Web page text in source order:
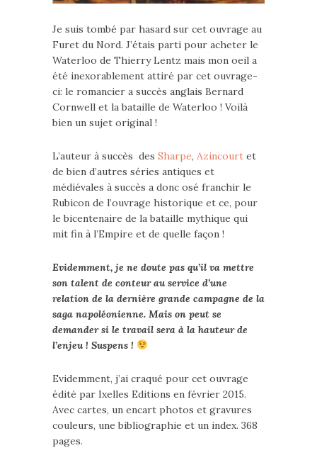
Je suis tombé par hasard sur cet ouvrage au
Furet du Nord. J’étais parti pour acheter le
Waterloo de Thierry Lentz mais mon oeil a
été inexorablement attiré par cet ouvrage-
ci: le romancier a succès anglais Bernard
Cornwell et la bataille de Waterloo ! Voilà
bien un sujet original !
L’auteur à succès des Sharpe, Azincourt et
de bien d’autres séries antiques et
médiévales à succès a donc osé franchir le
Rubicon de l’ouvrage historique et ce, pour
le bicentenaire de la bataille mythique qui
mit fin à l’Empire et de quelle façon !
Evidemment, je ne doute pas qu’il va mettre
son talent de conteur au service d’une
relation de la dernière grande campagne de la
saga napoléonienne. Mais on peut se
demander si le travail sera à la hauteur de
l’enjeu ! Suspens !
Evidemment, j’ai craqué pour cet ouvrage
édité par Ixelles Editions en février 2015.
Avec cartes, un encart photos et gravures
couleurs, une bibliographie et un index. 368
pages.